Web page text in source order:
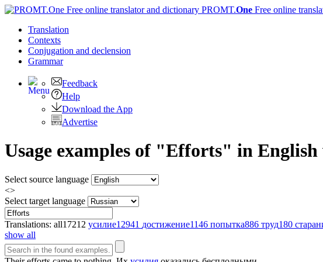
PROMT.One Free online
Translation
Contexts
Conjugation and declension
Grammar
Feedback
Help
Download the App
Advertise
Usage examples of "Efforts" in
Select source language
<>
Select target language
Translations: all17212 усилие12941 достижение1146 попытка886 труд180
show all